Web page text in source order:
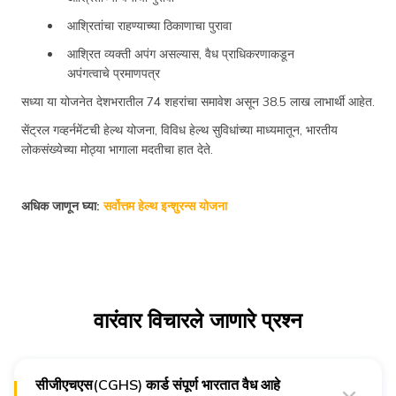
आश्रितांचा राहण्याच्या ठिकाणाचा पुरावा
आश्रित व्यक्ती अपंग असल्यास, वैध प्राधिकरणाकडून
अपंगत्वाचे प्रमाणपत्र
सध्या या योजनेत देशभरातील 74 शहरांचा समावेश असून 38.5 लाख लाभार्थी आहेत.
सेंट्रल गव्हर्नमेंटची हेल्थ योजना, विविध हेल्थ सुविधांच्या माध्यमातून, भारतीय
लोकसंख्येच्या मोठ्या भागाला मदतीचा हात देते.
अधिक जाणून घ्या: सर्वोत्तम हेल्थ इन्शुरन्स योजना
वारंवार विचारले जाणारे प्रश्न
सीजीएचएस(CGHS) कार्ड संपूर्ण भारतात वैध आहे